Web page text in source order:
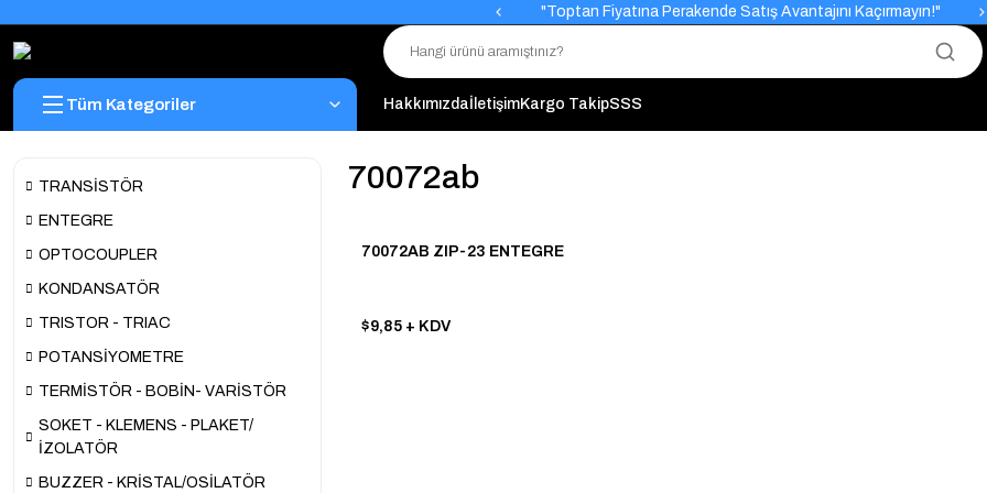
"Toptan Fiyatına Perakende Satış Avantajını Kaçırmayın!"
Tüm Kategoriler HakkımızdaİletişimKargo TakipSSS
TRANSİSTÖR
ENTEGRE
OPTOCOUPLER
KONDANSATÖR
TRISTOR - TRIAC
POTANSİYOMETRE
TERMİSTÖR - BOBİN- VARİSTÖR
SOKET - KLEMENS - PLAKET/
İZOLATÖR
BUZZER - KRİSTAL/OSİLATÖR
70072ab
70072AB ZIP-23 ENTEGRE
$9,85 + KDV